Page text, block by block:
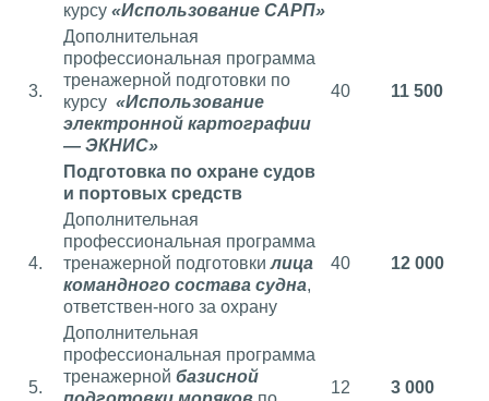
курсу «Использование САРП»
3.
Дополнительная
профессиональная программа
тренажерной подготовки по
курсу «Использование
электронной картографии
— ЭКНИС»
40 11 500
Подготовка по охране судов
и портовых средств
4.
Дополнительная
профессиональная программа
тренажерной подготовкилица
командного состава судна,
ответствен-ного за охрану
40 12 000
5.
Дополнительная
профессиональная программа
тренажерной базисной
12 3 000